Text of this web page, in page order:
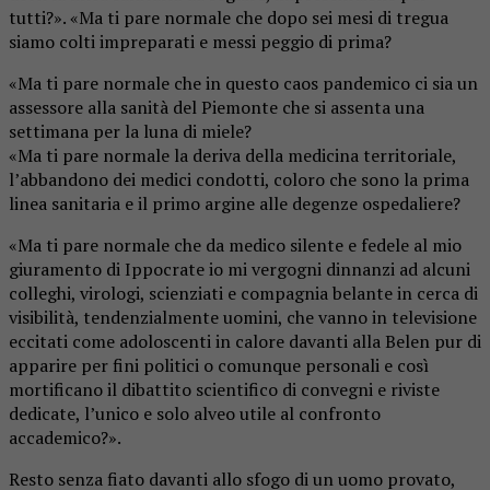
tutti?». «Ma ti pare normale che dopo sei mesi di tregua
siamo colti impreparati e messi peggio di prima?
«Ma ti pare normale che in questo caos pandemico ci sia un
assessore alla sanità del Piemonte che si assenta una
settimana per la luna di miele?
«Ma ti pare normale la deriva della medicina territoriale,
l’abbandono dei medici condotti, coloro che sono la prima
linea sanitaria e il primo argine alle degenze ospedaliere?
«Ma ti pare normale che da medico silente e fedele al mio
giuramento di Ippocrate io mi vergogni dinnanzi ad alcuni
colleghi, virologi, scienziati e compagnia belante in cerca di
visibilità, tendenzialmente uomini, che vanno in televisione
eccitati come adoloscenti in calore davanti alla Belen pur di
apparire per fini politici o comunque personali e così
mortificano il dibattito scientifico di convegni e riviste
dedicate, l’unico e solo alveo utile al confronto
accademico?».
Resto senza fiato davanti allo sfogo di un uomo provato,